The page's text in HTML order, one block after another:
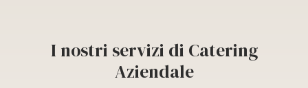
I nostri servizi di Catering
Aziendale